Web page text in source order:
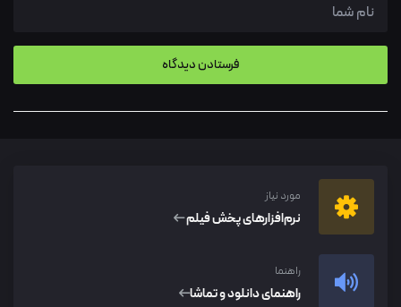
مورد نیاز
نرم‌افزار‌های پخش فیلم
راهنما
راهنمای دانلود و تماشا